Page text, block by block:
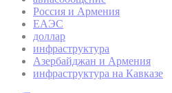
Россия и Армения
ЕАЭС
доллар
инфраструктура
Азербайджан и Армения
инфраструктура на Кавказе